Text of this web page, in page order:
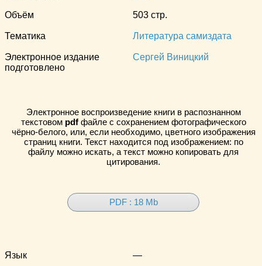
Объём 503 стр.
Тематика Литература самиздата
Электронное издание
подготовлено
Сергей Виницкий
Электронное воспроизведение книги в распознанном
текстовом pdfфайле с сохранением фотографического
чёрно-белого, или, если необходимо, цветного изображения
страниц книги. Текст находится под изображением: по
файлу можно искать, а текст можно копировать для
цитирования.
PDF : 18 Mb
Язык —